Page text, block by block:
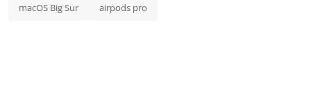
macOS Big Sur airpods pro